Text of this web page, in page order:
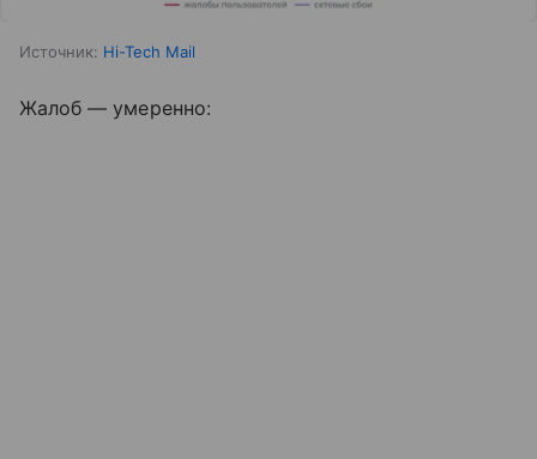
Источник: Hi-Tech Mail
Жалоб — умеренно: